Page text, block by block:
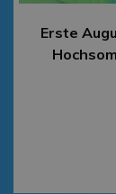
Erste